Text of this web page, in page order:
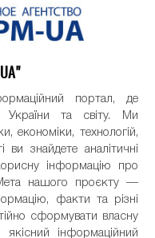
портал, де
України та світу. Ми
економіки, технологій,
ви знайдете аналітичні
інформацію про
Мета нашого проєкту —
факти та різні
сформувати власну
інформаційний